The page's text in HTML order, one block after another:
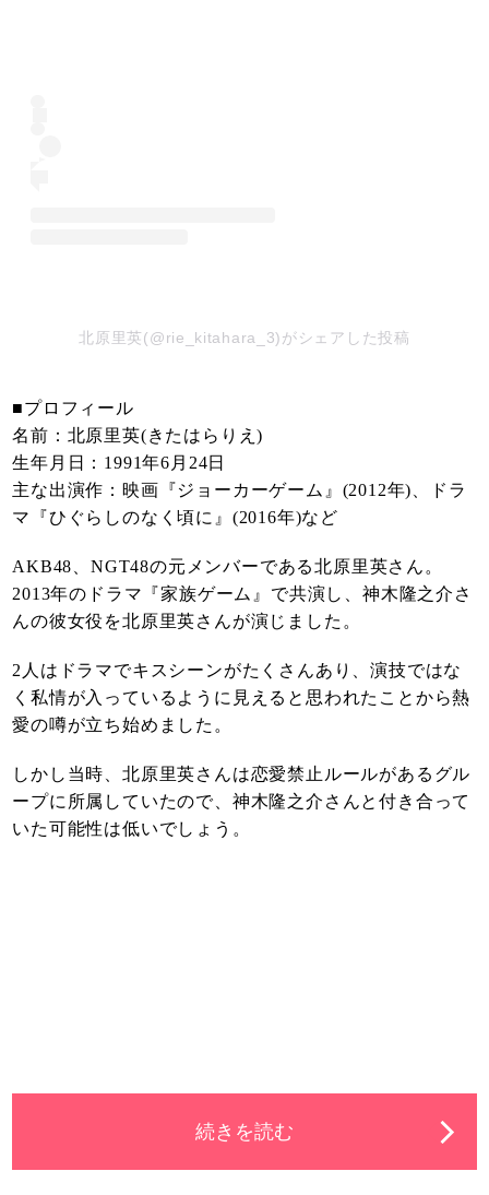
北原里英(@rie_kitahara_3)がシェアした投稿
■プロフィール
名前：北原里英(きたはらりえ)
生年月日：1991年6月24日
主な出演作：映画『ジョーカーゲーム』(2012年)、ドラ
マ『ひぐらしのなく頃に』(2016年)など
AKB48、NGT48の元メンバーである北原里英さん。
2013年のドラマ『家族ゲーム』で共演し、神木隆之介さ
んの彼女役を北原里英さんが演じました。
2人はドラマでキスシーンがたくさんあり、演技ではな
く私情が入っているように見えると思われたことから熱
愛の噂が立ち始めました。
しかし当時、北原里英さんは恋愛禁止ルールがあるグル
ープに所属していたので、神木隆之介さんと付き合って
いた可能性は低いでしょう。
続きを読む